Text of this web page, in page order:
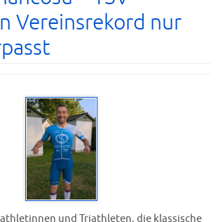
Vereinsrekord nur
und Triathleten, die klassische